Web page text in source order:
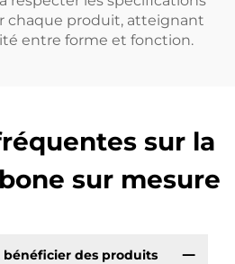
chaque produit, atteignant
entre forme et fonction.
sur la
sur mesure
des produits